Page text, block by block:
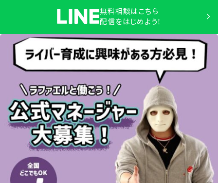
無料相談はこちら
配信をはじめよう！